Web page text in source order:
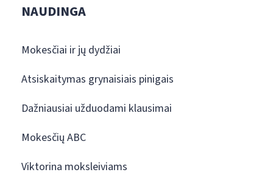
NAUDINGA
Mokesčiai ir jų dydžiai
Atsiskaitymas grynaisiais pinigais
Dažniausiai užduodami klausimai
Mokesčių ABC
Viktorina moksleiviams